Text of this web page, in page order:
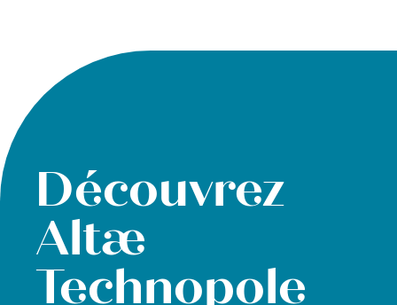
Découvrez
Altæ
Technopole